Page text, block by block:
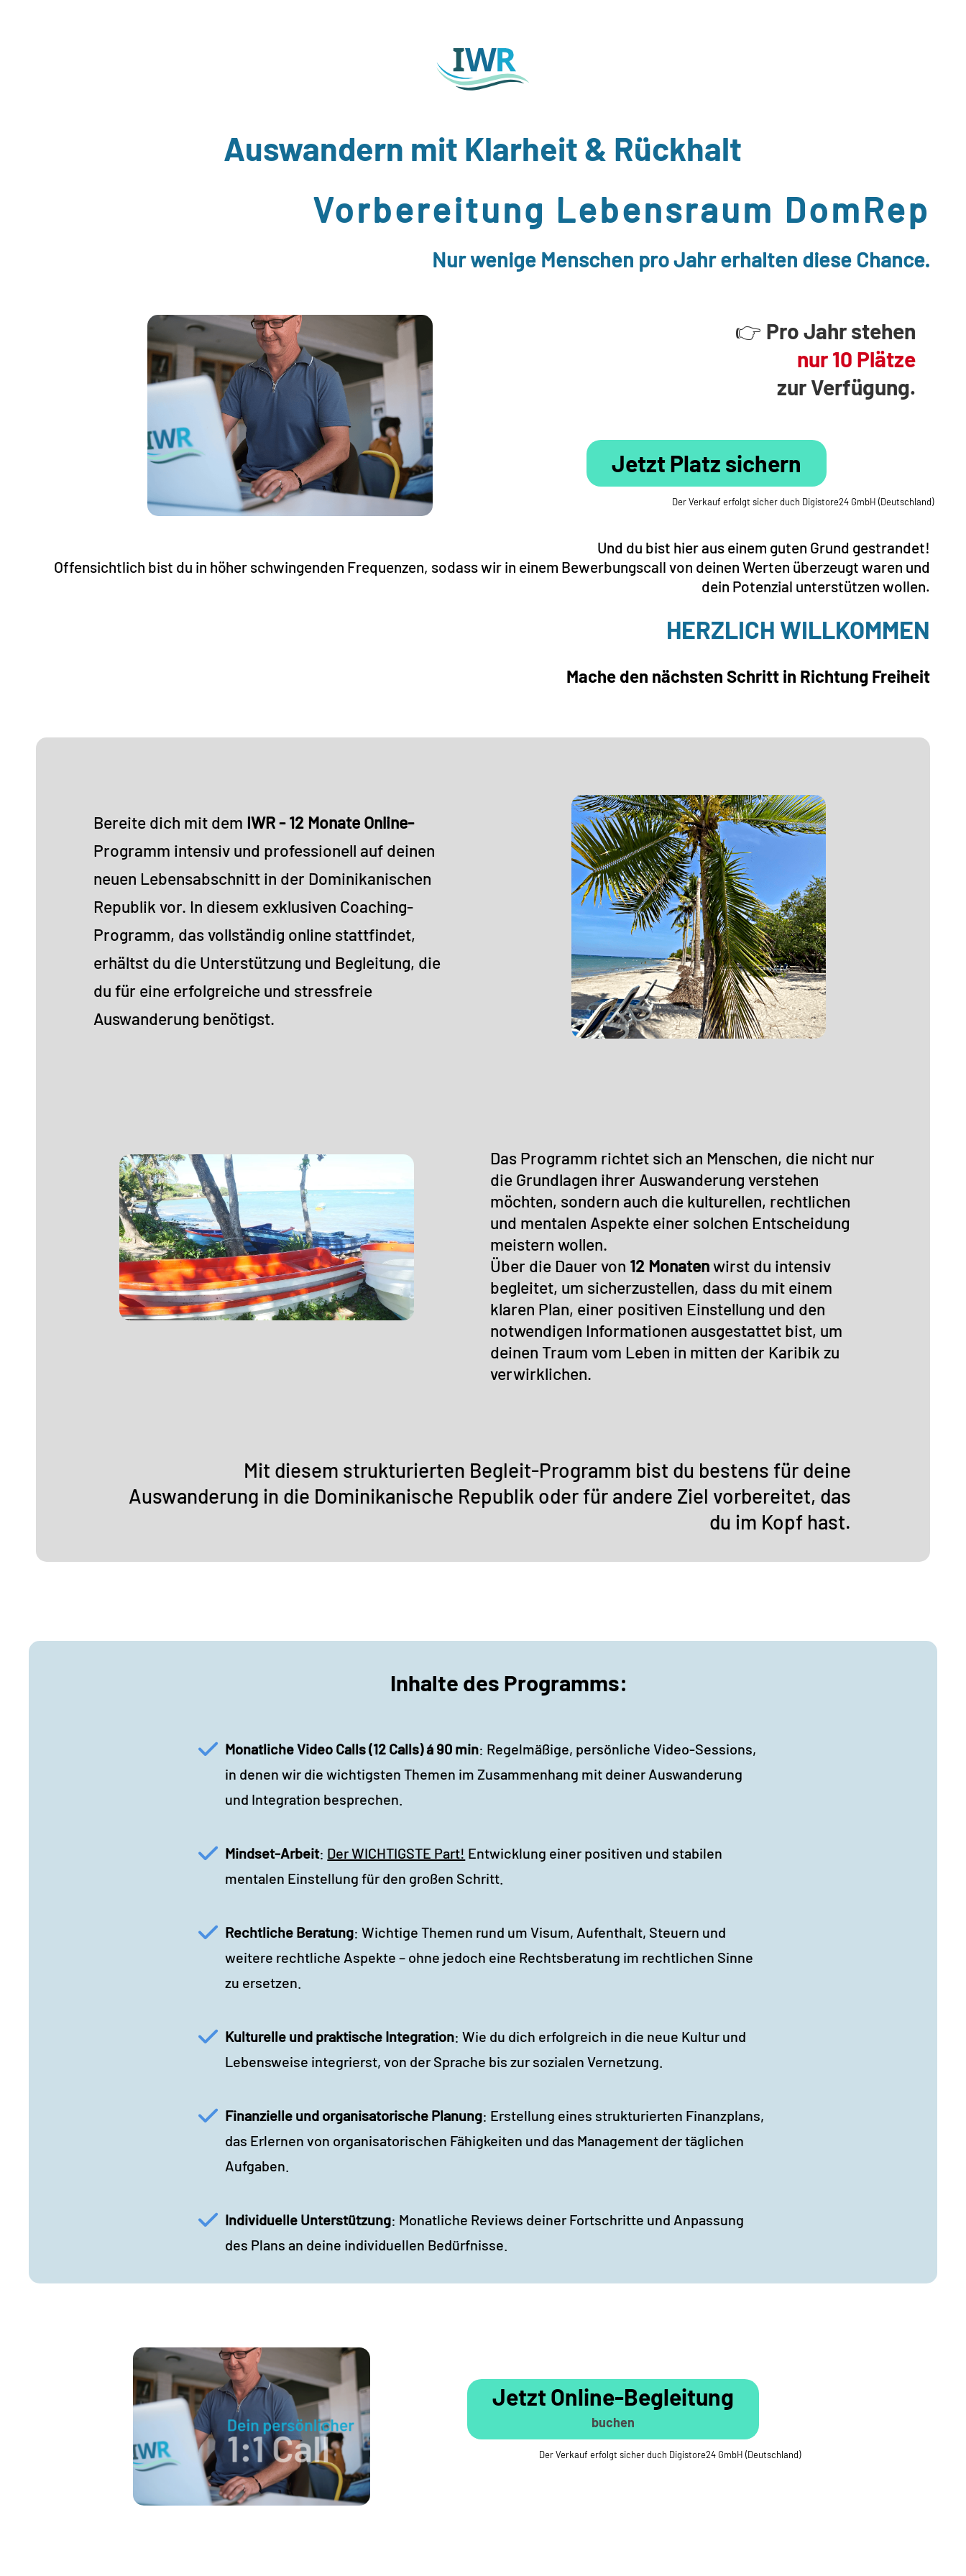
Auswandern mit Klarheit & Rückhalt
Vorbereitung Lebensraum DomRep
Nur wenige Menschen pro Jahr erhalten diese Chance.
👉 Pro Jahr stehen
nur 10 Plätze
zur Verfügung.
Jetzt Platz sichern
Der Verkauf erfolgt sicher duch Digistore24 GmbH (Deutschland)
Und du bist hier aus einem guten Grund gestrandet!
Offensichtlich bist du in höher schwingenden Frequenzen, sodass wir in einem Bewerbungscall von deinen Werten überzeugt waren und
dein Potenzial unterstützen wollen.
HERZLICH WILLKOMMEN
Mache den nächsten Schritt in Richtung Freiheit
Bereite dich mit dem IWR - 12 Monate Online-
Programm intensiv und professionell auf deinen
neuen Lebensabschnitt in der Dominikanischen
Republik vor. In diesem exklusiven Coaching-
Programm, das vollständig online stattfindet,
erhältst du die Unterstützung und Begleitung, die
du für eine erfolgreiche und stressfreie
Auswanderung benötigst.
Das Programm richtet sich an Menschen, die nicht nur
die Grundlagen ihrer Auswanderung verstehen
möchten, sondern auch die kulturellen, rechtlichen
und mentalen Aspekte einer solchen Entscheidung
meistern wollen.
Über die Dauer von 12 Monatenwirst du intensiv
begleitet, um sicherzustellen, dass du mit einem
klaren Plan, einer positiven Einstellung und den
notwendigen Informationen ausgestattet bist, um
deinen Traum vom Leben in mitten der Karibik zu
verwirklichen.
Mit diesem strukturierten Begleit-Programm bist du bestens für deine
Auswanderung in die Dominikanische Republik oder für andere Ziel vorbereitet, das
du im Kopf hast.
Inhalte des Programms:
Monatliche Video Calls (12 Calls) á 90 min: Regelmäßige, persönliche Video-Sessions,
in denen wir die wichtigsten Themen im Zusammenhang mit deiner Auswanderung
und Integration besprechen.
Mindset-Arbeit: Der WICHTIGSTE Part! Entwicklung einer positiven und stabilen
mentalen Einstellung für den großen Schritt.
Rechtliche Beratung: Wichtige Themen rund um Visum, Aufenthalt, Steuern und
weitere rechtliche Aspekte – ohne jedoch eine Rechtsberatung im rechtlichen Sinne
zu ersetzen.
Kulturelle und praktische Integration: Wie du dich erfolgreich in die neue Kultur und
Lebensweise integrierst, von der Sprache bis zur sozialen Vernetzung.
Finanzielle und organisatorische Planung: Erstellung eines strukturierten Finanzplans,
das Erlernen von organisatorischen Fähigkeiten und das Management der täglichen
Aufgaben.
Individuelle Unterstützung: Monatliche Reviews deiner Fortschritte und Anpassung
des Plans an deine individuellen Bedürfnisse.
Jetzt Online-Begleitung
buchen
Der Verkauf erfolgt sicher duch Digistore24 GmbH (Deutschland)